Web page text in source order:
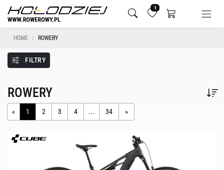
1
HOME ROWERY
FILTRY
ROWERY
« 1 2 3 4 ... 34 »